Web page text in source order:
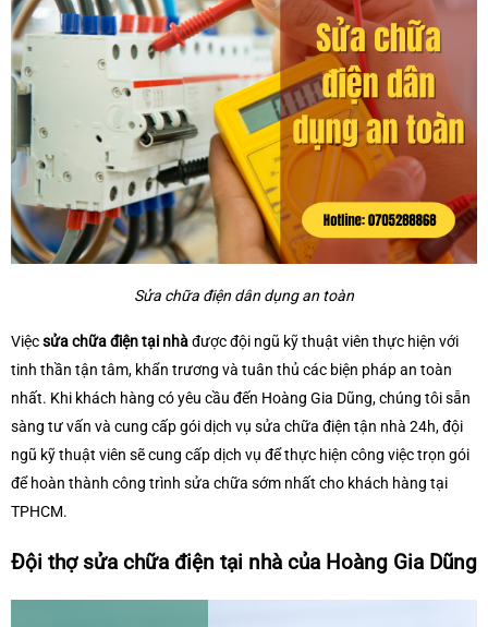
Sửa chữa điện dân dụng an toàn
Việcsửa chữa điện tại nhàđược đội ngũ kỹ thuật viên thực hiện với
tinh thần tận tâm, khẩn trương và tuân thủ các biện pháp an toàn
nhất. Khi khách hàng có yêu cầu đến Hoàng Gia Dũng, chúng tôi sẵn
sàng tư vấn và cung cấp gói dịch vụ sửa chữa điện tận nhà 24h, đội
ngũ kỹ thuật viên sẽ cung cấp dịch vụ để thực hiện công việc trọn gói
để hoàn thành công trình sửa chữa sớm nhất cho khách hàng tại
TPHCM.
Đội thợ sửa chữa điện tại nhà của Hoàng Gia Dũng